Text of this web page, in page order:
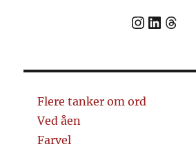
Link tilLink in
Flere tanker om ord
Ved åen
Farvel